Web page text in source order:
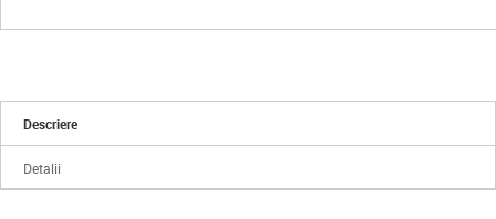
Descriere
Detalii